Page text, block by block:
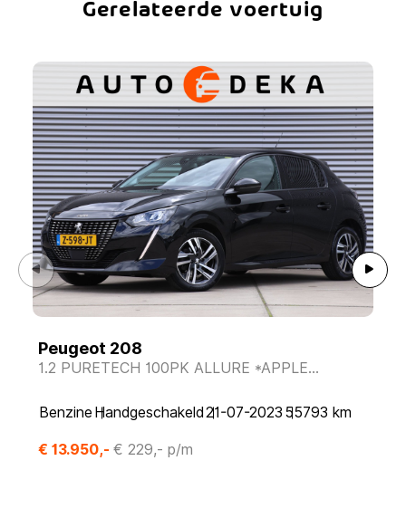
Gerelateerde voertuig
Peugeot 208
1.2 PURETECH 100PK ALLURE *APPLE
Benzine Handgeschakeld21-07-2023 55793 km
€ 13.950,- € 229,- p/m